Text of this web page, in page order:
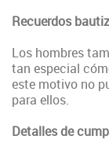
Recuerdos
Los hombres
tan especial
este motivo no
para ellos.
Detalles de